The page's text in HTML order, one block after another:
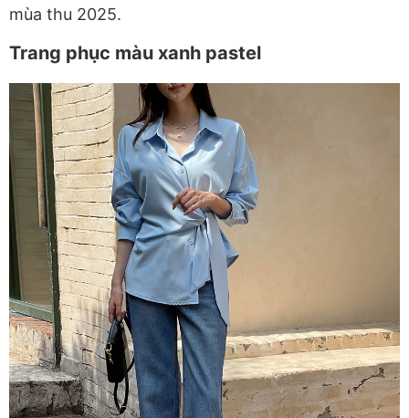
mùa thu 2025.
Trang phục màu xanh pastel